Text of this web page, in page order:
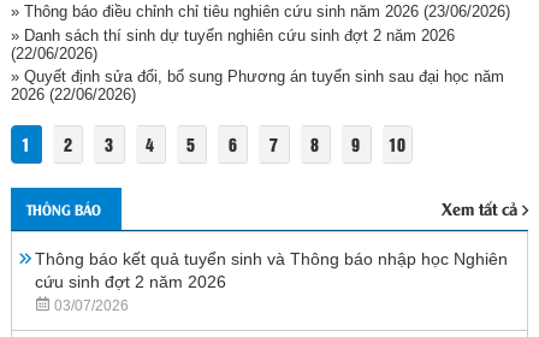
» Thông báo điều chỉnh chỉ tiêu nghiên cứu sinh năm 2026(23/06/2026)
» Danh sách thí sinh dự tuyển nghiên cứu sinh đợt 2 năm 2026
(22/06/2026)
» Quyết định sửa đổi, bổ sung Phương án tuyển sinh sau đại học năm
2026(22/06/2026)
1 2 3 4 5 6 7 8 9 10
THÔNG BÁO Xem tất cả
Thông báo kết quả tuyển sinh và Thông báo nhập học Nghiên
cứu sinh đợt 2 năm 2026
03/07/2026